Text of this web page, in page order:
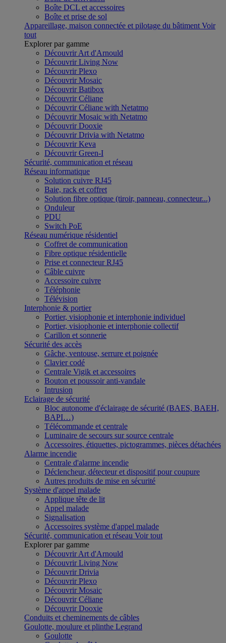
Boîte DCL et accessoires
Boîte et prise de sol
Appareillage, maison connectée et pilotage du bâtiment Voir
tout
Explorer par gamme
Découvrir Art d'Arnould
Découvrir Living Now
Découvrir Plexo
Découvrir Mosaic
Découvrir Batibox
Découvrir Céliane
Découvrir Céliane with Netatmo
Découvrir Mosaic with Netatmo
Découvrir Dooxie
Découvrir Drivia with Netatmo
Découvrir Keva
Découvrir Green-I
Sécurité, communication et réseau
Réseau informatique
Solution cuivre RJ45
Baie, rack et coffret
Solution fibre optique (tiroir, panneau, connecteur...)
Onduleur
PDU
Switch PoE
Réseau numérique résidentiel
Coffret de communication
Fibre optique résidentielle
Prise et connecteur RJ45
Câble cuivre
Accessoire cuivre
Téléphonie
Télévision
Interphonie & portier
Portier, visiophonie et interphonie individuel
Portier, visiophonie et interphonie collectif
Carillon et sonnerie
Sécurité des accès
Gâche, ventouse, serrure et poignée
Clavier codé
Centrale Vigik et accessoires
Bouton et poussoir anti-vandale
Intrusion
Eclairage de sécurité
Bloc autonome d'éclairage de sécurité (BAES, BAEH,
BAPI…)
Télécommande et centrale
Luminaire de secours sur source centrale
Accessoires, étiquettes, pictogrammes, pièces détachées
Alarme incendie
Centrale d'alarme incendie
Déclencheur, détecteur et dispositif pour coupure
Autres produits de mise en sécurité
Système d'appel malade
Applique tête de lit
Appel malade
Signalisation
Accessoires système d'appel malade
Sécurité, communication et réseau Voir tout
Explorer par gamme
Découvrir Art d'Arnould
Découvrir Living Now
Découvrir Drivia
Découvrir Plexo
Découvrir Mosaic
Découvrir Céliane
Découvrir Dooxie
Conduits et cheminements de câbles
Goulotte, moulure et plinthe Legrand
Goulotte